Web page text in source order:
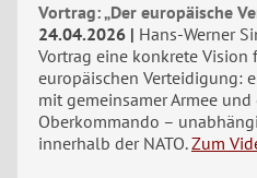
Vortrag: „Der europäische
24.04.2026
Hans-Werner
Vortrag eine konkrete
europäischen Verteidigung:
mit gemeinsamer Armee
Oberkommando –
innerhalb der NATO. Zum